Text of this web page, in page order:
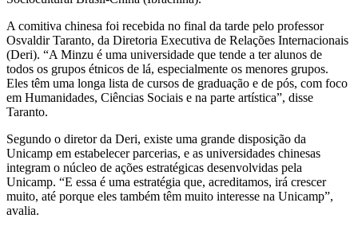
A comitiva chinesa foi recebida no final da tarde pelo professor
Osvaldir Taranto, da Diretoria Executiva de Relações Internacionais
(Deri). “A Minzu é uma universidade que tende a ter alunos de
todos os grupos étnicos de lá, especialmente os menores grupos.
Eles têm uma longa lista de cursos de graduação e de pós, com foco
em Humanidades, Ciências Sociais e na parte artística”, disse
Taranto.
Segundo o diretor da Deri, existe uma grande disposição da
Unicamp em estabelecer parcerias, e as universidades chinesas
integram o núcleo de ações estratégicas desenvolvidas pela
Unicamp. “E essa é uma estratégia que, acreditamos, irá crescer
muito, até porque eles também têm muito interesse na Unicamp”,
avalia.